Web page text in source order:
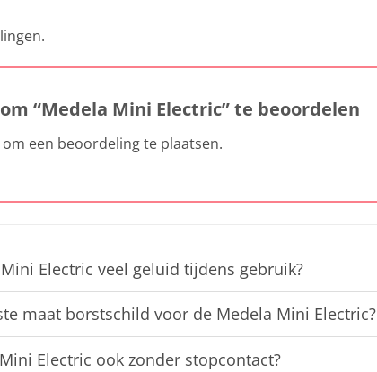
“Medela Mini Electric” te beoordelen
om een beoordeling te plaatsen.
Electric veel geluid tijdens gebruik?
maat borstschild voor de Medela Mini Electric?
Electric ook zonder stopcontact?